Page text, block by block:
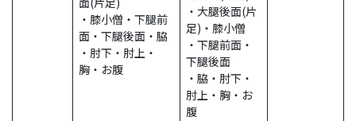
・膝小僧・下腿前
面・下腿後面・脇
・肘下・肘上・
胸・お腹
・大腿後面(片
足)・膝小僧
・下腿前面・
下腿後面
・脇・肘下・
肘上・胸・お
腹